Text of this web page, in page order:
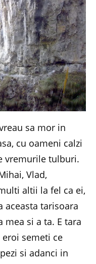
sa mor in
cu oameni calzi
vremurile tulburi.
Vlad,
altii la fel ca ei,
aceasta tarisoara
mea si a ta. E tara
semeti ce
si adanci in